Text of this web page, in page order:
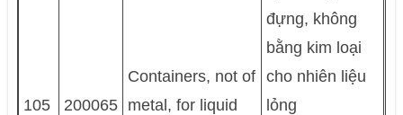
105 200065
Containers, not of
metal, for liquid
đựng, không
bằng kim loại
cho nhiên liệu
lỏng